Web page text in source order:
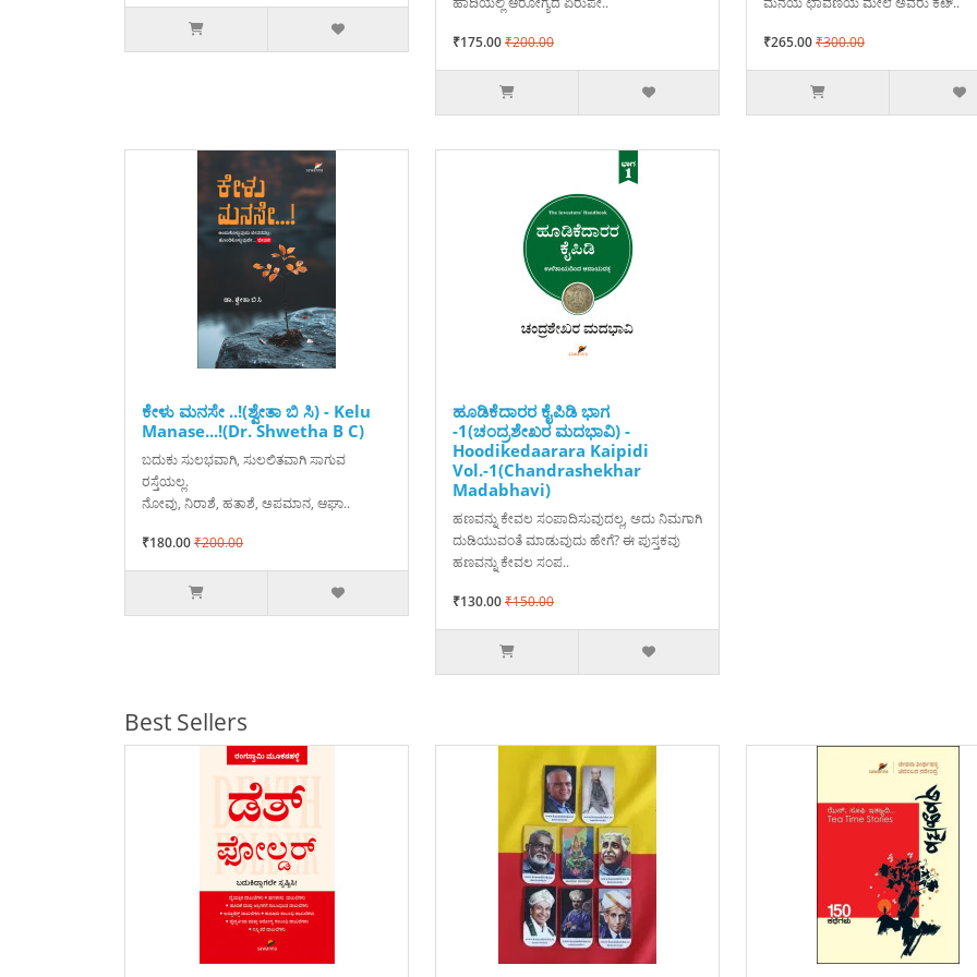
₹175.00₹200.00 ₹265.00₹300.00
ಕೇಳು ಮನಸೇ ..!(ಶ್ವೇತಾ ಬಿ ಸಿ) - Kelu
Manase...!(Dr. Shwetha B C)
ಬದುಕು ಸುಲಭವಾಗಿ, ಸುಲಲಿತವಾಗಿ ಸಾಗುವ
ರಸ್ತೆಯಲ್ಲ.
ನೋವು, ನಿರಾಶೆ, ಹತಾಶೆ, ಅಪಮಾನ, ಆಘಾ..
₹180.00₹200.00
ಹೂಡಿಕೆದಾರರ ಕೈಪಿಡಿ ಭಾಗ
-1(ಚಂದ್ರಶೇಖರ ಮದಭಾವಿ) -
Hoodikedaarara Kaipidi
Vol.-1(Chandrashekhar
Madabhavi)
ಹಣವನ್ನು ಕೇವಲ ಸಂಪಾದಿಸುವುದಲ್ಲ, ಅದು ನಿಮಗಾಗಿ
ದುಡಿಯುವಂತೆ ಮಾಡುವುದು ಹೇಗೆ? ಈ ಪುಸ್ತಕವು
ಹಣವನ್ನು ಕೇವಲ ಸಂಪ..
₹130.00₹150.00
Best Sellers